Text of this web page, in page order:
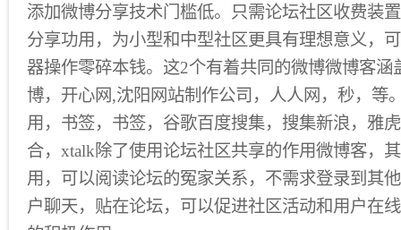
添加微博分享技术门槛低。只需论坛社区收费装
分享功用，为小型和中型社区更具有理想意义，
器操作零碎本钱。这2个有着共同的微博微博客涵
博，开心网,沈阳网站制作公司，人人网，秒，等
用，书签，书签，谷歌百度搜集，搜集新浪，雅
合，xtalk除了使用论坛社区共享的作用微博客，
用，可以阅读论坛的冤家关系，不需求登录到其
户聊天，贴在论坛，可以促进社区活动和用户在